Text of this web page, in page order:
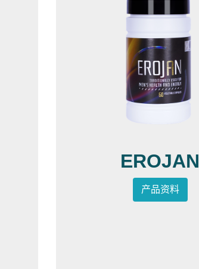
EROJAN
产品资料